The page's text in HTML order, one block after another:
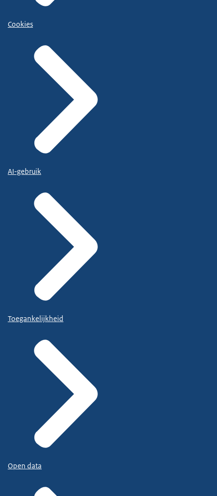
Cookies
AI-gebruik
Toegankelijkheid
Open data